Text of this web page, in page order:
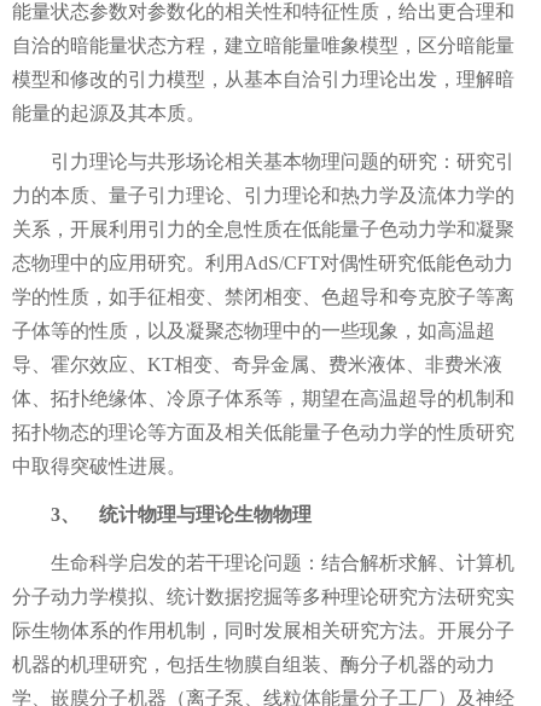
能量状态参数对参数化的相关性和特征性质，给出更合理和
自洽的暗能量状态方程，建立暗能量唯象模型，区分暗能量
模型和修改的引力模型，从基本自洽引力理论出发，理解暗
能量的起源及其本质。
引力理论与共形场论相关基本物理问题的研究：研究引
力的本质、量子引力理论、引力理论和热力学及流体力学的
关系，开展利用引力的全息性质在低能量子色动力学和凝聚
态物理中的应用研究。利用 AdS/CFT对偶性研究低能色动力
学的性质，如手征相变、禁闭相变、色超导和夸克胶子等离
子体等的性质，以及凝聚态物理中的一些现象，如高温超
导、霍尔效应、 KT相变、奇异金属、费米液体、非费米液
体、拓扑绝缘体、冷原子体系等，期望在高温超导的机制和
拓扑物态的理论等方面及相关低能量子色动力学的性质研究
中取得突破性进展。
3、 统计物理与理论生物物理
生命科学启发的若干理论问题：结合解析求解、计算机
分子动力学模拟、统计数据挖掘等多种理论研究方法研究实
际生物体系的作用机制，同时发展相关研究方法。开展分子
机器的机理研究，包括生物膜自组装、酶分子机器的动力
学、嵌膜分子机器（离子泵、线粒体能量分子工厂）及神经